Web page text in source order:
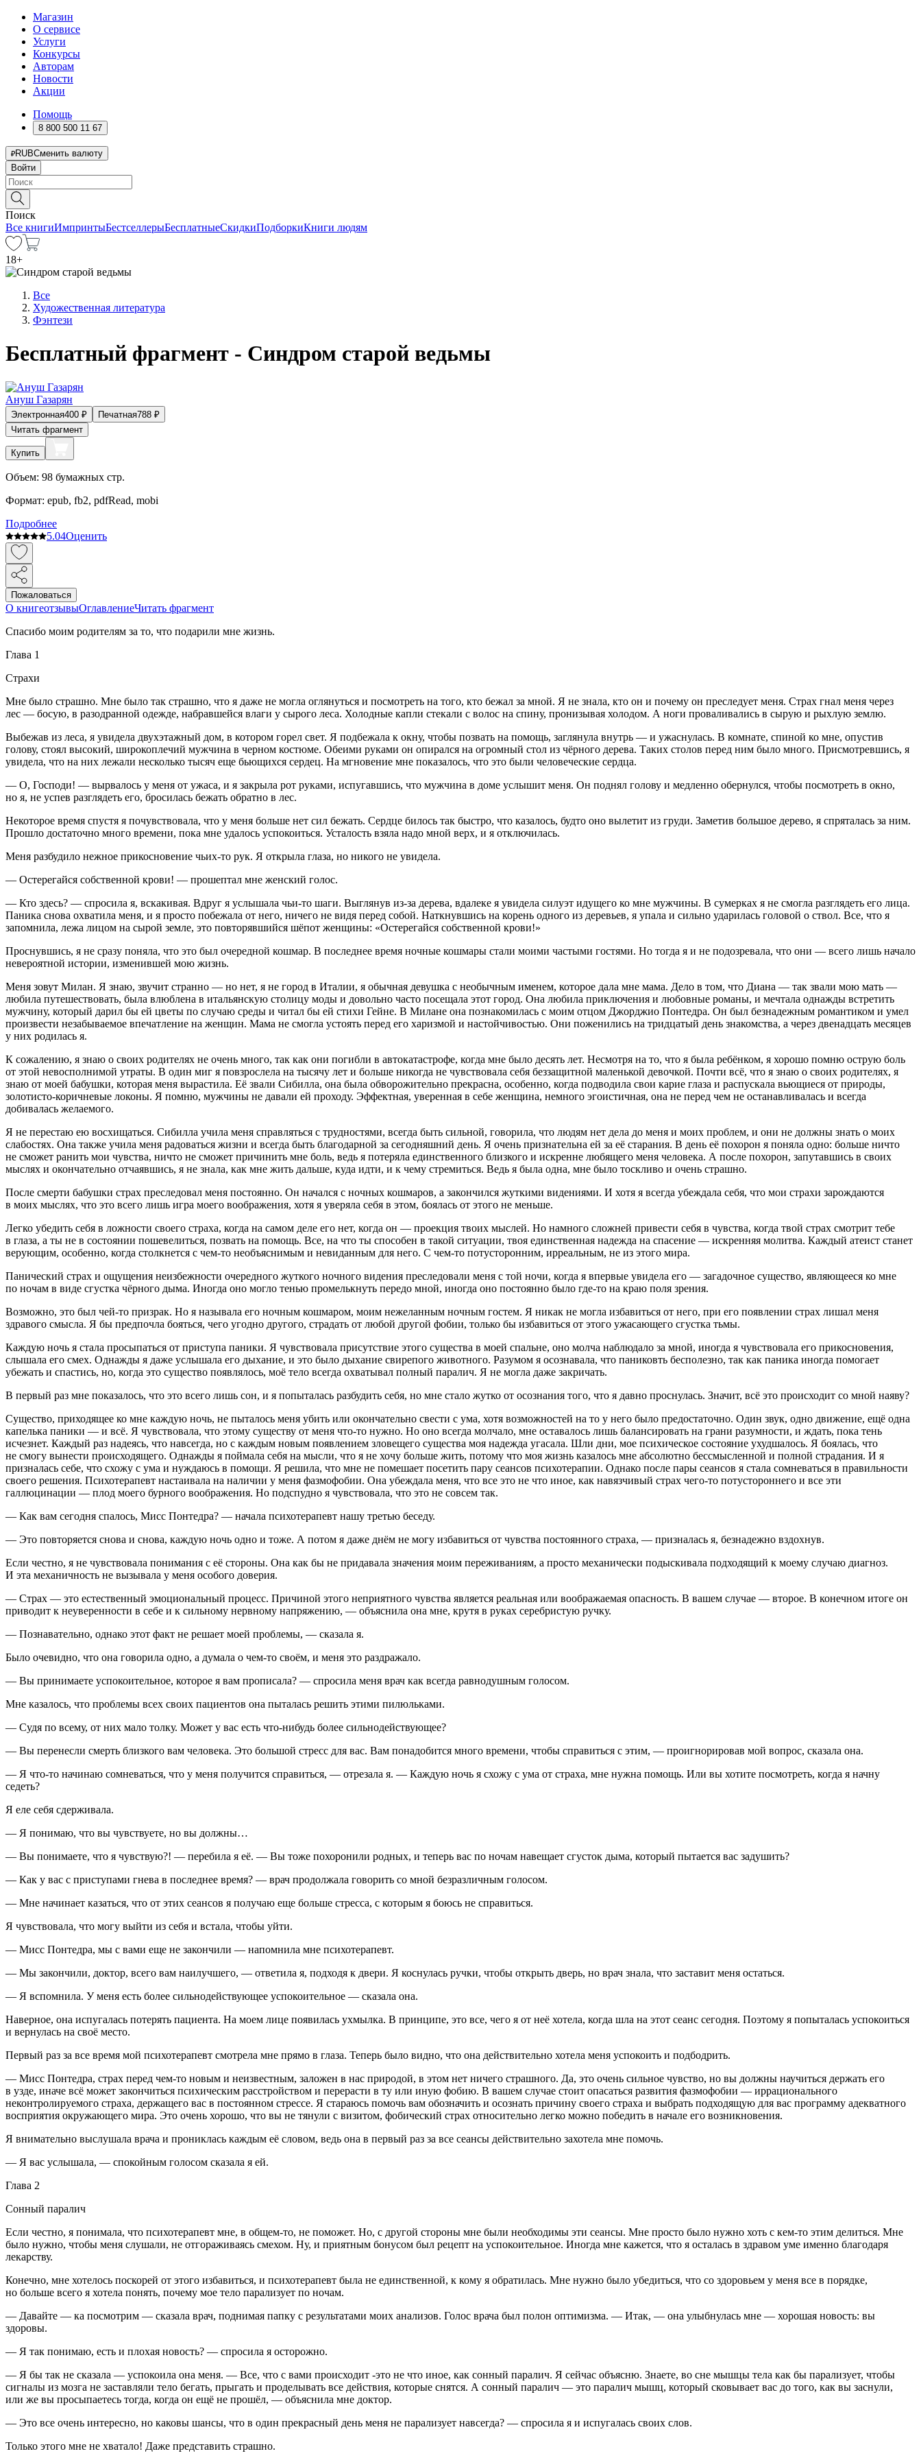
Магазин
О сервисе
Услуги
Конкурсы
Авторам
Новости
Акции
Помощь
8 800 500 11 67
RUBСменить валюту
Войти
Поиск
Все книгиИмпринтыБестселлерыБесплатныеСкидкиПодборкиКниги людям
18+
Все
Художественная литература
Фэнтези
Бесплатный фрагмент - Синдром старой ведьмы
Ануш Газарян
Электронная400 ₽ Печатная788 ₽
Читать фрагмент
Купить
Объем: 98 бумажных стр.
Формат: epub, fb2, pdfRead, mobi
Подробнее
5.04Оценить
Пожаловаться
О книгеотзывыОглавлениеЧитать фрагмент
Спасибо моим родителям за то, что подарили мне жизнь.
Глава 1
Страхи
Мне было страшно. Мне было так страшно, что я даже не могла оглянуться и посмотреть на того, кто бежал за мной. Я не знала, кто он и почему он преследует меня. Страх гнал меня через
лес — босую, в разодранной одежде, набравшейся влаги у сырого леса. Холодные капли стекали с волос на спину, пронизывая холодом. А ноги проваливались в сырую и рыхлую землю.
Выбежав из леса, я увидела двухэтажный дом, в котором горел свет. Я подбежала к окну, чтобы позвать на помощь, заглянула внутрь — и ужаснулась. В комнате, спиной ко мне, опустив
голову, стоял высокий, широкоплечий мужчина в черном костюме. Обеими руками он опирался на огромный стол из чёрного дерева. Таких столов перед ним было много. Присмотревшись, я
увидела, что на них лежали несколько тысяч еще бьющихся сердец. На мгновение мне показалось, что это были человеческие сердца.
— О, Господи! — вырвалось у меня от ужаса, и я закрыла рот руками, испугавшись, что мужчина в доме услышит меня. Он поднял голову и медленно обернулся, чтобы посмотреть в окно,
но я, не успев разглядеть его, бросилась бежать обратно в лес.
Некоторое время спустя я почувствовала, что у меня больше нет сил бежать. Сердце билось так быстро, что казалось, будто оно вылетит из груди. Заметив большое дерево, я спряталась за ним.
Прошло достаточно много времени, пока мне удалось успокоиться. Усталость взяла надо мной верх, и я отключилась.
Меня разбудило нежное прикосновение чьих-то рук. Я открыла глаза, но никого не увидела.
— Остерегайся собственной крови! — прошептал мне женский голос.
— Кто здесь? — спросила я, вскакивая. Вдруг я услышала чьи-то шаги. Выглянув из-за дерева, вдалеке я увидела силуэт идущего ко мне мужчины. В сумерках я не смогла разглядеть его лица.
Паника снова охватила меня, и я просто побежала от него, ничего не видя перед собой. Наткнувшись на корень одного из деревьев, я упала и сильно ударилась головой о ствол. Все, что я
запомнила, лежа лицом на сырой земле, это повторявшийся шёпот женщины: «Остерегайся собственной крови!»
Проснувшись, я не сразу поняла, что это был очередной кошмар. В последнее время ночные кошмары стали моими частыми гостями. Но тогда я и не подозревала, что они — всего лишь начало
невероятной истории, изменившей мою жизнь.
Меня зовут Милан. Я знаю, звучит странно — но нет, я не город в Италии, я обычная девушка с необычным именем, которое дала мне мама. Дело в том, что Диана — так звали мою мать —
любила путешествовать, была влюблена в итальянскую столицу моды и довольно часто посещала этот город. Она любила приключения и любовные романы, и мечтала однажды встретить
мужчину, который дарил бы ей цветы по случаю среды и читал бы ей стихи Гейне. В Милане она познакомилась с моим отцом Джорджио Понтедра. Он был безнадежным романтиком и умел
произвести незабываемое впечатление на женщин. Мама не смогла устоять перед его харизмой и настойчивостью. Они поженились на тридцатый день знакомства, а через двенадцать месяцев
у них родилась я.
К сожалению, я знаю о своих родителях не очень много, так как они погибли в автокатастрофе, когда мне было десять лет. Несмотря на то, что я была ребёнком, я хорошо помню острую боль
от этой невосполнимой утраты. В один миг я повзрослела на тысячу лет и больше никогда не чувствовала себя беззащитной маленькой девочкой. Почти всё, что я знаю о своих родителях, я
знаю от моей бабушки, которая меня вырастила. Её звали Сибилла, она была обворожительно прекрасна, особенно, когда подводила свои карие глаза и распускала вьющиеся от природы,
золотисто-коричневые локоны. Я помню, мужчины не давали ей проходу. Эффектная, уверенная в себе женщина, немного эгоистичная, она не перед чем не останавливалась и всегда
добивалась желаемого.
Я не перестаю ею восхищаться. Сибилла учила меня справляться с трудностями, всегда быть сильной, говорила, что людям нет дела до меня и моих проблем, и они не должны знать о моих
слабостях. Она также учила меня радоваться жизни и всегда быть благодарной за сегодняшний день. Я очень признательна ей за её старания. В день её похорон я поняла одно: больше ничто
не сможет ранить мои чувства, ничто не сможет причинить мне боль, ведь я потеряла единственного близкого и искренне любящего меня человека. А после похорон, запутавшись в своих
мыслях и окончательно отчаявшись, я не знала, как мне жить дальше, куда идти, и к чему стремиться. Ведь я была одна, мне было тоскливо и очень страшно.
После смерти бабушки страх преследовал меня постоянно. Он начался с ночных кошмаров, а закончился жуткими видениями. И хотя я всегда убеждала себя, что мои страхи зарождаются
в моих мыслях, что это всего лишь игра моего воображения, хотя я уверяла себя в этом, боялась от этого не меньше.
Легко убедить себя в ложности своего страха, когда на самом деле его нет, когда он — проекция твоих мыслей. Но намного сложней привести себя в чувства, когда твой страх смотрит тебе
в глаза, а ты не в состоянии пошевелиться, позвать на помощь. Все, на что ты способен в такой ситуации, твоя единственная надежда на спасение — искренняя молитва. Каждый атеист станет
верующим, особенно, когда столкнется с чем-то необъяснимым и невиданным для него. С чем-то потусторонним, ирреальным, не из этого мира.
Панический страх и ощущения неизбежности очередного жуткого ночного видения преследовали меня с той ночи, когда я впервые увидела его — загадочное существо, являющееся ко мне
по ночам в виде сгустка чёрного дыма. Иногда оно могло тенью промелькнуть передо мной, иногда оно постоянно было где-то на краю поля зрения.
Возможно, это был чей-то призрак. Но я называла его ночным кошмаром, моим нежеланным ночным гостем. Я никак не могла избавиться от него, при его появлении страх лишал меня
здравого смысла. Я бы предпочла бояться, чего угодно другого, страдать от любой другой фобии, только бы избавиться от этого ужасающего сгустка тьмы.
Каждую ночь я стала просыпаться от приступа паники. Я чувствовала присутствие этого существа в моей спальне, оно молча наблюдало за мной, иногда я чувствовала его прикосновения,
слышала его смех. Однажды я даже услышала его дыхание, и это было дыхание свирепого животного. Разумом я осознавала, что паниковть бесполезно, так как паника иногда помогает
убежать и спастись, но, когда это существо появлялось, моё тело всегда охватывал полный паралич. Я не могла даже закричать.
В первый раз мне показалось, что это всего лишь сон, и я попыталась разбудить себя, но мне стало жутко от осознания того, что я давно проснулась. Значит, всё это происходит со мной наяву?
Существо, приходящее ко мне каждую ночь, не пыталось меня убить или окончательно свести с ума, хотя возможностей на то у него было предостаточно. Один звук, одно движение, ещё одна
капелька паники — и всё. Я чувствовала, что этому существу от меня что-то нужно. Но оно всегда молчало, мне оставалось лишь балансировать на грани разумности, и ждать, пока тень
исчезнет. Каждый раз надеясь, что навсегда, но с каждым новым появлением зловещего существа моя надежда угасала. Шли дни, мое психическое состояние ухудшалось. Я боялась, что
не смогу вынести происходящего. Однажды я поймала себя на мысли, что я не хочу больше жить, потому что моя жизнь казалось мне абсолютно бессмысленной и полной страдания. И я
призналась себе, что схожу с ума и нуждаюсь в помощи. Я решила, что мне не помешает посетить пару сеансов психотерапии. Однако после пары сеансов я стала сомневаться в правильности
своего решения. Психотерапевт настаивала на наличии у меня фазмофобии. Она убеждала меня, что все это не что иное, как навязчивый страх чего-то потустороннего и все эти
галлюцинации — плод моего бурного воображения. Но подспудно я чувствовала, что это не совсем так.
— Как вам сегодня спалось, Мисс Понтедра? — начала психотерапевт нашу третью беседу.
— Это повторяется снова и снова, каждую ночь одно и тоже. А потом я даже днём не могу избавиться от чувства постоянного страха, — призналась я, безнадежно вздохнув.
Если честно, я не чувствовала понимания с её стороны. Она как бы не придавала значения моим переживаниям, а просто механически подыскивала подходящий к моему случаю диагноз.
И эта механичность не вызывала у меня особого доверия.
— Страх — это естественный эмоциональный процесс. Причиной этого неприятного чувства является реальная или воображаемая опасность. В вашем случае — второе. В конечном итоге он
приводит к неуверенности в себе и к сильному нервному напряжению, — объяснила она мне, крутя в руках серебристую ручку.
— Познавательно, однако этот факт не решает моей проблемы, — сказала я.
Было очевидно, что она говорила одно, а думала о чем-то своём, и меня это раздражало.
— Вы принимаете успокоительное, которое я вам прописала? — спросила меня врач как всегда равнодушным голосом.
Мне казалось, что проблемы всех своих пациентов она пыталась решить этими пилюльками.
— Судя по всему, от них мало толку. Может у вас есть что-нибудь более сильнодействующее?
— Вы перенесли смерть близкого вам человека. Это большой стресс для вас. Вам понадобится много времени, чтобы справиться с этим, — проигнорировав мой вопрос, сказала она.
— Я что-то начинаю сомневаться, что у меня получится справиться, — отрезала я. — Каждую ночь я схожу с ума от страха, мне нужна помощь. Или вы хотите посмотреть, когда я начну
седеть?
Я еле себя сдерживала.
— Я понимаю, что вы чувствуете, но вы должны…
— Вы понимаете, что я чувствую?! — перебила я её. — Вы тоже похоронили родных, и теперь вас по ночам навещает сгусток дыма, который пытается вас задушить?
— Как у вас с приступами гнева в последнее время? — врач продолжала говорить со мной безразличным голосом.
— Мне начинает казаться, что от этих сеансов я получаю еще больше стресса, с которым я боюсь не справиться.
Я чувствовала, что могу выйти из себя и встала, чтобы уйти.
— Мисс Понтедра, мы с вами еще не закончили — напомнила мне психотерапевт.
— Мы закончили, доктор, всего вам наилучшего, — ответила я, подходя к двери. Я коснулась ручки, чтобы открыть дверь, но врач знала, что заставит меня остаться.
— Я вспомнила. У меня есть более сильнодействующее успокоительное — сказала она.
Наверное, она испугалась потерять пациента. На моем лице появилась ухмылка. В принципе, это все, чего я от неё хотела, когда шла на этот сеанс сегодня. Поэтому я попыталась успокоиться
и вернулась на своё место.
Первый раз за все время мой психотерапевт смотрела мне прямо в глаза. Теперь было видно, что она действительно хотела меня успокоить и подбодрить.
— Мисс Понтедра, страх перед чем-то новым и неизвестным, заложен в нас природой, в этом нет ничего страшного. Да, это очень сильное чувство, но вы должны научиться держать его
в узде, иначе всё может закончиться психическим расстройством и перерасти в ту или иную фобию. В вашем случае стоит опасаться развития фазмофобии — иррационального
неконтролируемого страха, держащего вас в постоянном стрессе. Я стараюсь помочь вам обозначить и осознать причину своего страха и выбрать подходящую для вас программу адекватного
восприятия окружающего мира. Это очень хорошо, что вы не тянули с визитом, фобический страх относительно легко можно победить в начале его возникновения.
Я внимательно выслушала врача и прониклась каждым её словом, ведь она в первый раз за все сеансы действительно захотела мне помочь.
— Я вас услышала, — спокойным голосом сказала я ей.
Глава 2
Сонный паралич
Если честно, я понимала, что психотерапевт мне, в общем-то, не поможет. Но, с другой стороны мне были необходимы эти сеансы. Мне просто было нужно хоть с кем-то этим делиться. Мне
было нужно, чтобы меня слушали, не отгораживаясь смехом. Ну, и приятным бонусом был рецепт на успокоительное. Иногда мне кажется, что я осталась в здравом уме именно благодаря
лекарству.
Конечно, мне хотелось поскорей от этого избавиться, и психотерапевт была не единственной, к кому я обратилась. Мне нужно было убедиться, что со здоровьем у меня все в порядке,
но больше всего я хотела понять, почему мое тело парализует по ночам.
— Давайте — ка посмотрим — сказала врач, поднимая папку с результатами моих анализов. Голос врача был полон оптимизма. — Итак, — она улыбнулась мне — хорошая новость: вы
здоровы.
— Я так понимаю, есть и плохая новость? — спросила я осторожно.
— Я бы так не сказала — успокоила она меня. — Все, что с вами происходит -это не что иное, как сонный паралич. Я сейчас объясню. Знаете, во сне мышцы тела как бы парализует, чтобы
сигналы из мозга не заставляли тело бегать, прыгать и проделывать все действия, которые снятся. А сонный паралич — это паралич мышц, который сковывает вас до того, как вы заснули,
или же вы просыпаетесь тогда, когда он ещё не прошёл, — объяснила мне доктор.
— Это все очень интересно, но каковы шансы, что в один прекрасный день меня не парализует навсегда? — спросила я и испугалась своих слов.
Только этого мне не хватало! Даже представить страшно.